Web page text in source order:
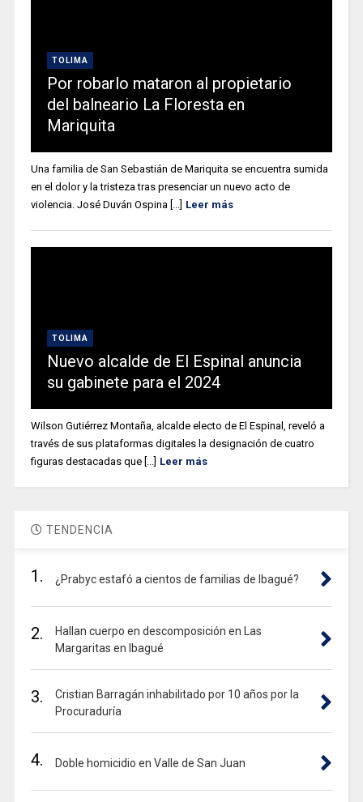
TOLIMA
Por robarlo mataron al propietario
del balneario La Floresta en
Mariquita
Una familia de San Sebastián de Mariquita se encuentra sumida
en el dolor y la tristeza tras presenciar un nuevo acto de
violencia. José Duván Ospina [...]
Leer más
TOLIMA
Nuevo alcalde de El Espinal anuncia
su gabinete para el 2024
Wilson Gutiérrez Montaña, alcalde electo de El Espinal, reveló a
través de sus plataformas digitales la designación de cuatro
figuras destacadas que [...]
Leer más
TENDENCIA
1. ¿Prabyc estafó a cientos de familias de Ibagué?
2.
Hallan cuerpo en descomposición en Las
Margaritas en Ibagué
3.
Cristian Barragán inhabilitado por 10 años por la
Procuraduría
4. Doble homicidio en Valle de San Juan